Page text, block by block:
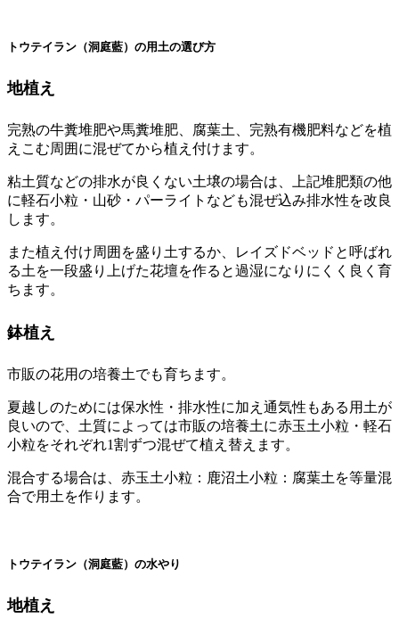
トウテイラン（洞庭藍）の用土の選び方
地植え
完熟の牛糞堆肥や馬糞堆肥、腐葉土、完熟有機肥料などを植
えこむ周囲に混ぜてから植え付けます。
粘土質などの排水が良くない土壌の場合は、上記堆肥類の他
に軽石小粒・山砂・パーライトなども混ぜ込み排水性を改良
します。
また植え付け周囲を盛り土するか、レイズドベッドと呼ばれ
る土を一段盛り上げた花壇を作ると過湿になりにくく良く育
ちます。
鉢植え
市販の花用の培養土でも育ちます。
夏越しのためには保水性・排水性に加え通気性もある用土が
良いので、土質によっては市販の培養土に赤玉土小粒・軽石
小粒をそれぞれ1割ずつ混ぜて植え替えます。
混合する場合は、赤玉土小粒：鹿沼土小粒：腐葉土を等量混
合で用土を作ります。
トウテイラン（洞庭藍）の水やり
地植え